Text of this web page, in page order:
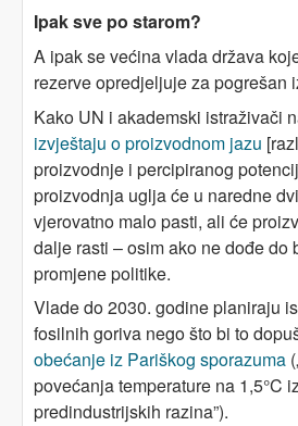
Ipak sve po starom?
A ipak se većina vlada država
rezerve opredjeljuje za pogrešan
Kako UN i akademski istraživači
izvještaju o proizvodnom jazu
proizvodnje i percipiranog
proizvodnja uglja će u naredne
vjerovatno malo pasti, ali će
dalje rasti – osim ako ne dođe do
promjene politike.
Vlade do 2030. godine planiraju
fosilnih goriva nego što bi to
obećanje iz Pariškog sporazuma
povećanja temperature na 1,5°C
predindustrijskih razina”).